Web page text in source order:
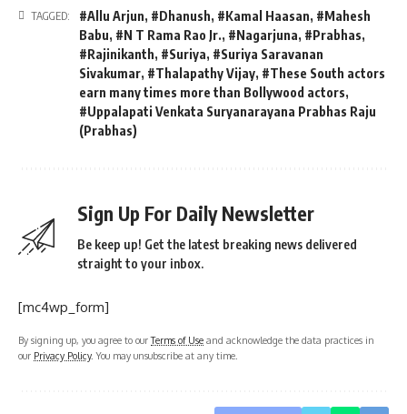
TAGGED: #Allu Arjun, #Dhanush, #Kamal Haasan, #Mahesh
Babu, #N T Rama Rao Jr., #Nagarjuna, #Prabhas,
#Rajinikanth, #Suriya, #Suriya Saravanan
Sivakumar, #Thalapathy Vijay, #These South actors
earn many times more than Bollywood actors,
#Uppalapati Venkata Suryanarayana Prabhas Raju
(Prabhas)
Sign Up For Daily Newsletter
Be keep up! Get the latest breaking news delivered
straight to your inbox.
[mc4wp_form]
By signing up, you agree to ourTerms of Use and acknowledge the data practices in
our Privacy Policy. You may unsubscribe at any time.